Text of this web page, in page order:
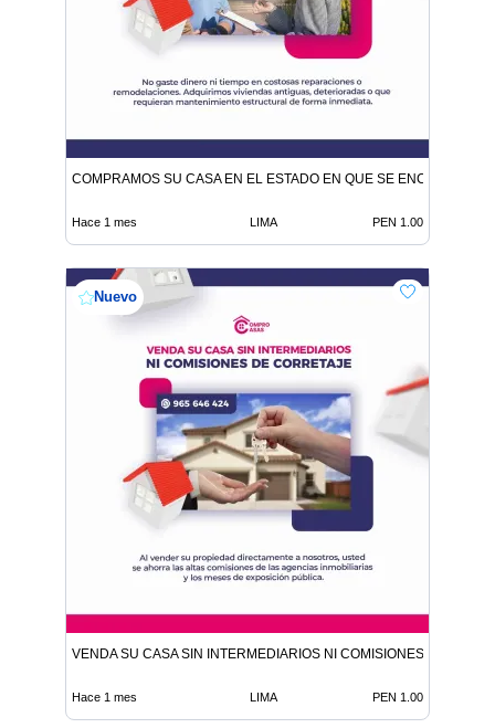
COMPRAMOS SU CASA EN EL ESTADO EN QUE SE ENCUENTRE
Hace 1 mes LIMA PEN 1.00
Nuevo
VENDA SU CASA SIN INTERMEDIARIOS NI COMISIONES DE
Hace 1 mes LIMA PEN 1.00